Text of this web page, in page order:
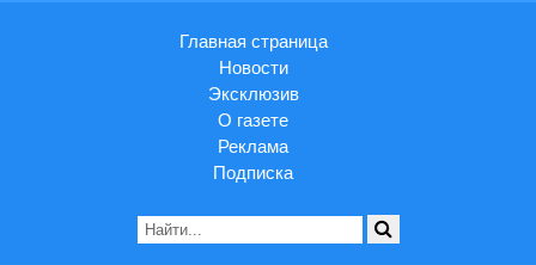
Главная страница
Новости
Эксклюзив
О газете
Реклама
Подписка